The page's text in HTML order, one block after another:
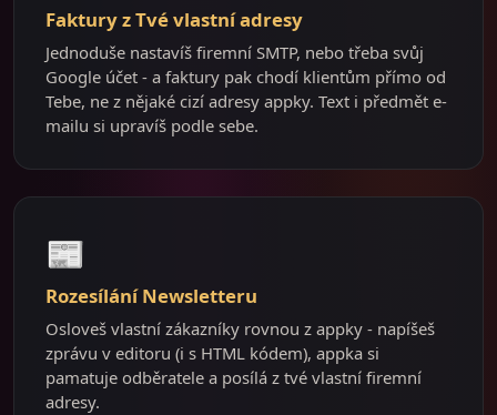
Faktury z Tvé vlastní adresy
Jednoduše nastavíš firemní SMTP, nebo třeba svůj
Google účet - a faktury pak chodí klientům přímo od
Tebe, ne z nějaké cizí adresy appky. Text i předmět e-
mailu si upravíš podle sebe.
📰
Rozesílání Newsletteru
Osloveš vlastní zákazníky rovnou z appky - napíšeš
zprávu v editoru (i s HTML kódem), appka si
pamatuje odběratele a posílá z tvé vlastní firemní
adresy.